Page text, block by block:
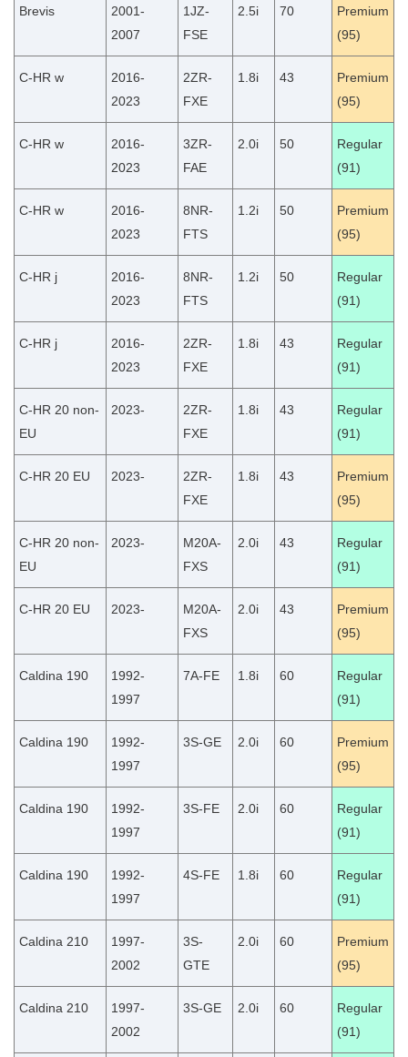
Brevis
2001-
2007
1JZ-
FSE
2.5i 70
Premium
(95)
C-HR w
2016-
2023
2ZR-
FXE
1.8i 43
Premium
(95)
C-HR w
2016-
2023
3ZR-
FAE
2.0i 50
Regular
(91)
C-HR w
2016-
2023
8NR-
FTS
1.2i 50
Premium
(95)
C-HR j
2016-
2023
8NR-
FTS
1.2i 50
Regular
(91)
C-HR j
2016-
2023
2ZR-
FXE
1.8i 43
Regular
(91)
C-HR 20 non-
EU
2023-
2ZR-
FXE
1.8i 43
Regular
(91)
C-HR 20 EU 2023-
2ZR-
FXE
1.8i 43
Premium
(95)
C-HR 20 non-
EU
2023-
M20A-
FXS
2.0i 43
Regular
(91)
C-HR 20 EU 2023-
M20A-
FXS
2.0i 43
Premium
(95)
Caldina 190
1992-
1997
7A-FE 1.8i 60
Regular
(91)
Caldina 190
1992-
1997
3S-GE 2.0i 60
Premium
(95)
Caldina 190
1992-
1997
3S-FE 2.0i 60
Regular
(91)
Caldina 190
1992-
1997
4S-FE 1.8i 60
Regular
(91)
Caldina 210
1997-
2002
3S-
GTE
2.0i 60
Premium
(95)
Caldina 210
1997-
2002
3S-GE 2.0i 60
Regular
(91)